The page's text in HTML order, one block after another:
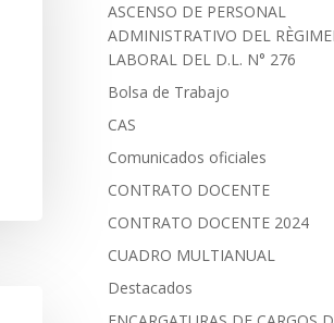
ASCENSO DE PERSONAL
ADMINISTRATIVO DEL
LABORAL DEL D.L. N° 276
Bolsa de Trabajo
CAS
Comunicados oficiales
CONTRATO DOCENTE
CONTRATO DOCENTE 2024
CUADRO MULTIANUAL
Destacados